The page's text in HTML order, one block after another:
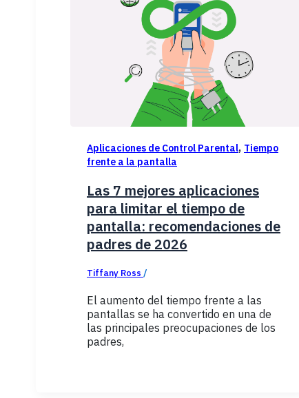
Aplicaciones de Control Parental, Tiempo
frente a la pantalla
Las 7 mejores aplicaciones
para limitar el tiempo de
pantalla: recomendaciones de
padres de 2026
Tiffany Ross /
El aumento del tiempo frente a las
pantallas se ha convertido en una de
las principales preocupaciones de los
padres,